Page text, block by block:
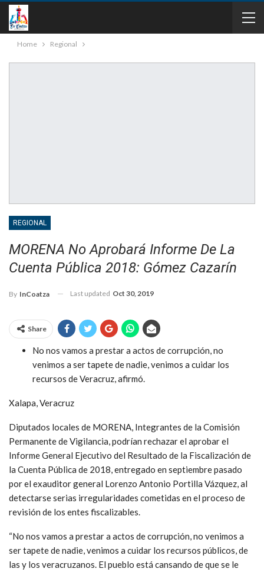
Home Regional
REGIONAL
MORENA No Aprobará Informe De La
Cuenta Pública 2018: Gómez Cazarín
By InCoatza Last updated Oct 30, 2019
Share
No nos vamos a prestar a actos de corrupción, no
venimos a ser tapete de nadie, venimos a cuidar los
recursos de Veracruz, afirmó.
Xalapa, Veracruz
Diputados locales de MORENA, Integrantes de la Comisión
Permanente de Vigilancia, podrían rechazar el aprobar el
Informe General Ejecutivo del Resultado de la Fiscalización de
la Cuenta Pública de 2018, entregado en septiembre pasado
por el exauditor general Lorenzo Antonio Portilla Vázquez, al
detectarse serias irregularidades cometidas en el proceso de
revisión de los entes fiscalizables.
“No nos vamos a prestar a actos de corrupción, no venimos a
ser tapete de nadie, venimos a cuidar los recursos públicos, de
las y los veracruzanos. El pueblo está cansando de que se le